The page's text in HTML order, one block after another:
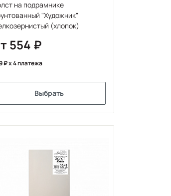
на подрамнике
"Художник"
(хлопок)
554
x 4 платежа
Выбрать